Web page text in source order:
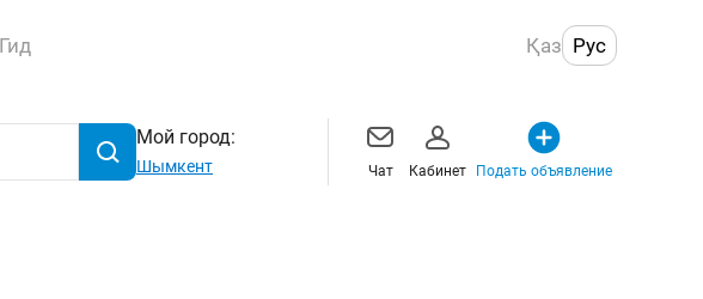
Қаз Рус
Мой город:
Шымкент Чат Кабинет Подать объявление